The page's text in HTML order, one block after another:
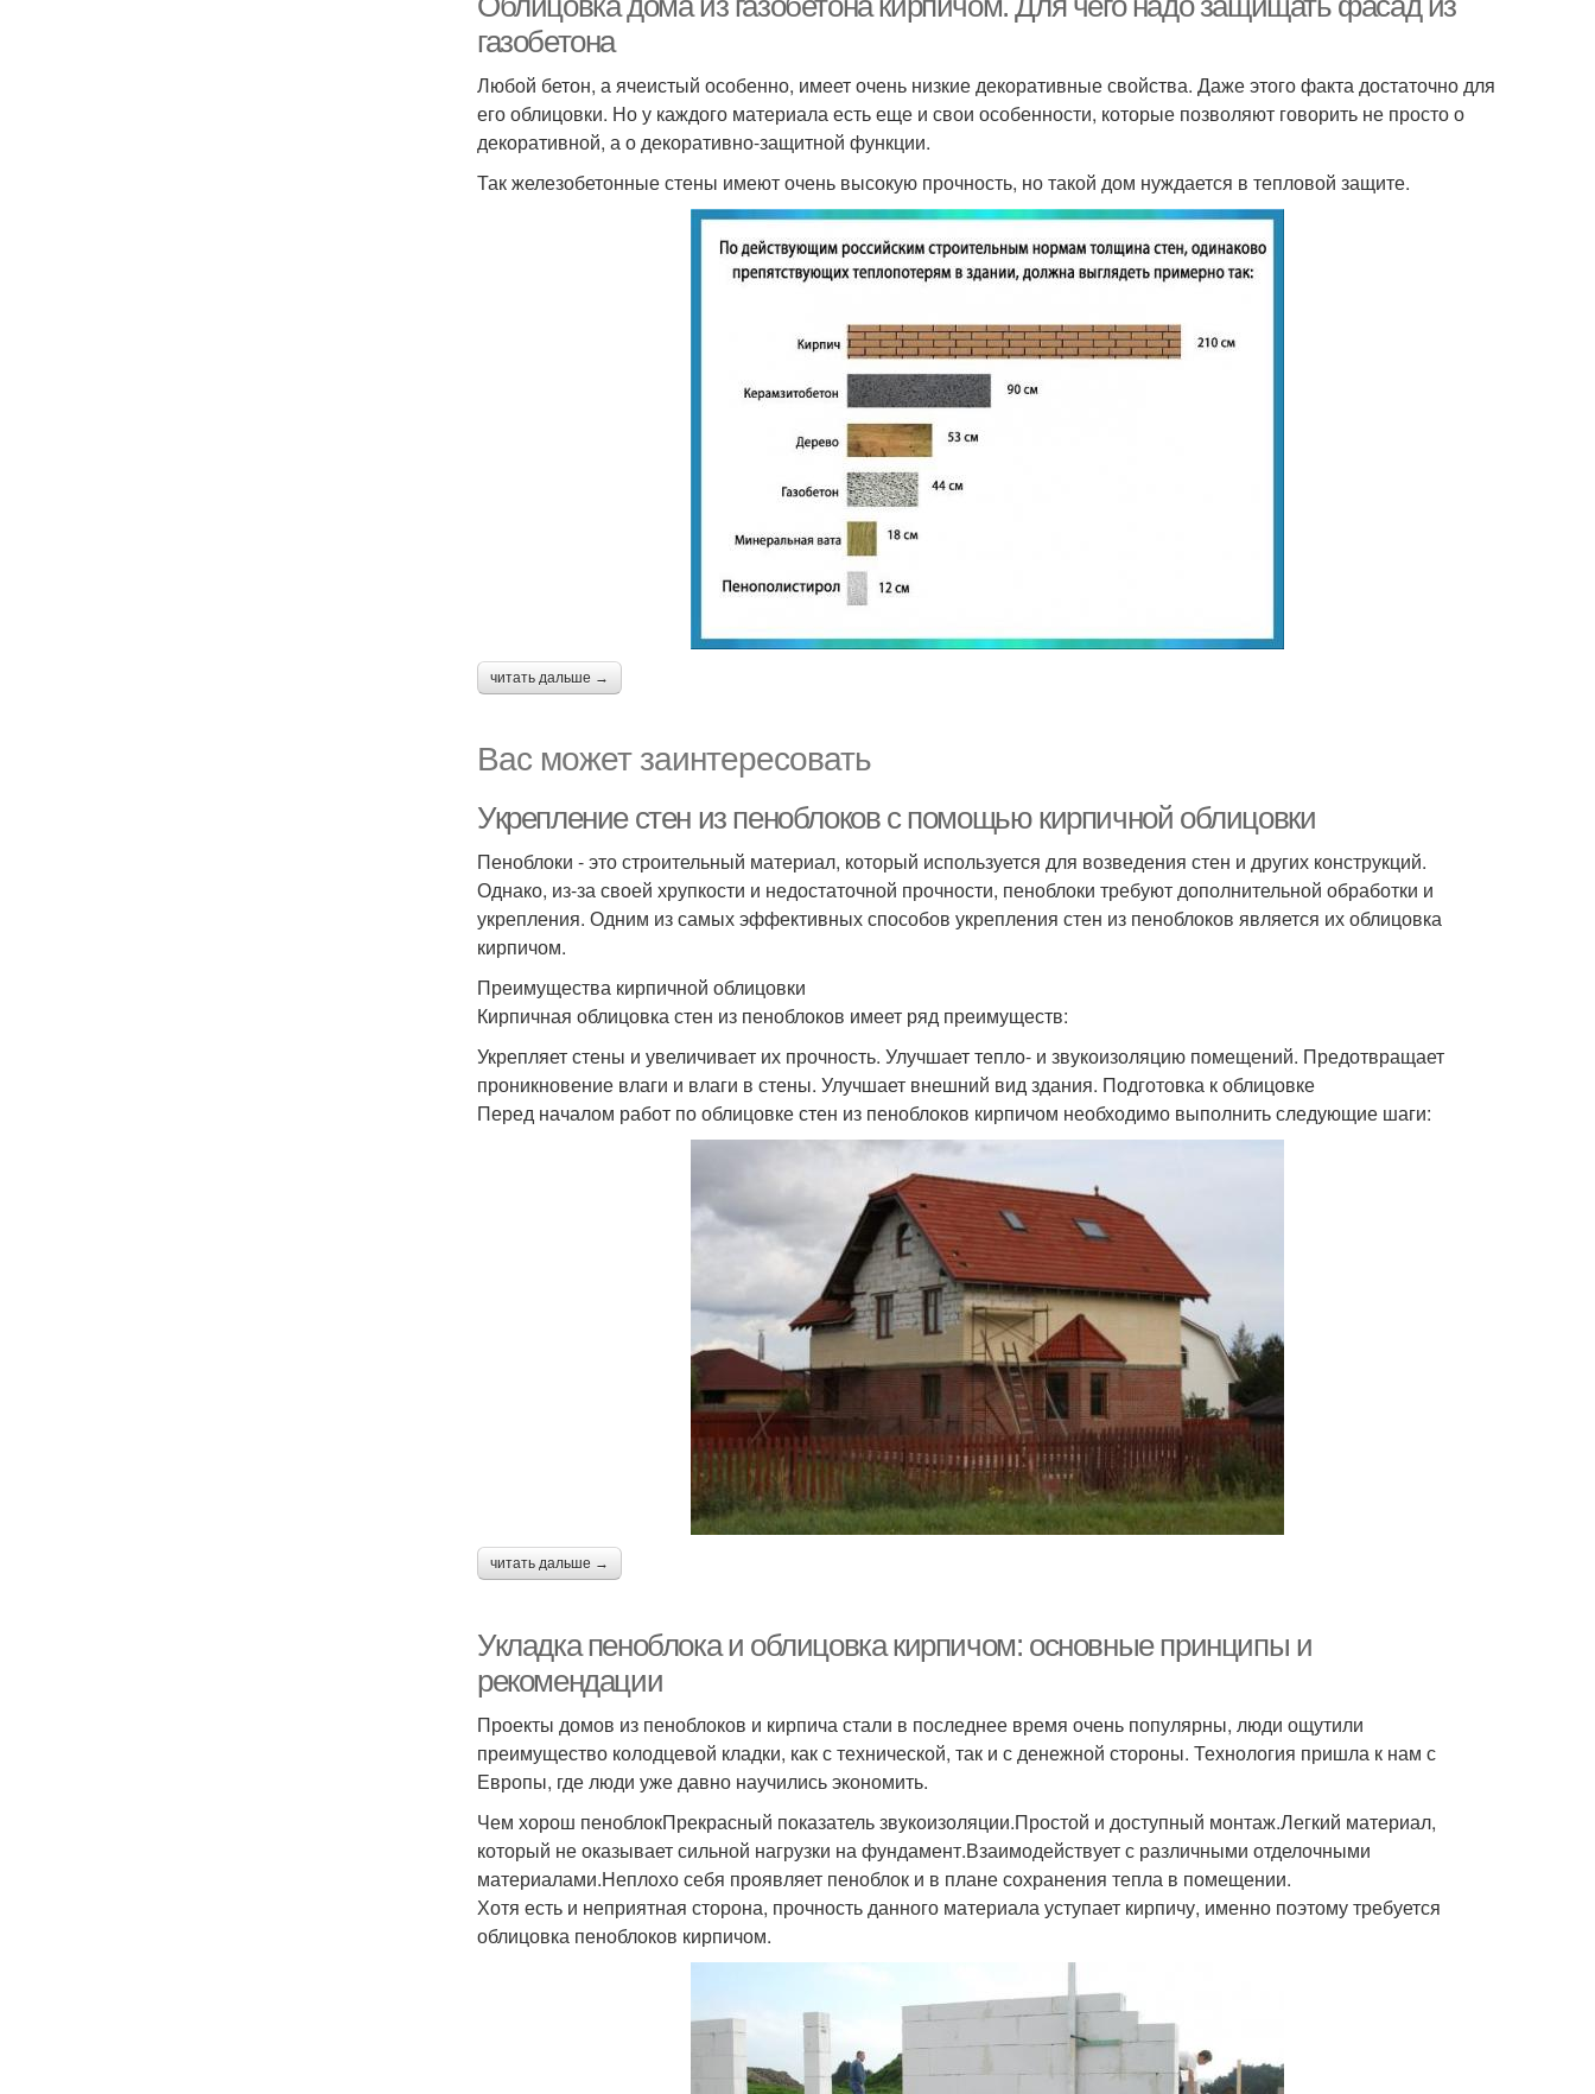
газобетона
Любой бетон, а ячеистый особенно, имеет очень низкие декоративные свойства. Даже этого факта достаточно для
его облицовки. Но у каждого материала есть еще и свои особенности, которые позволяют говорить не просто о
декоративной, а о декоративно-защитной функции.
Так железобетонные стены имеют очень высокую прочность, но такой дом нуждается в тепловой защите.
читать дальше →
Вас может заинтересовать
Укрепление стен из пеноблоков с помощью кирпичной облицовки
Пеноблоки - это строительный материал, который используется для возведения стен и других конструкций.
Однако, из-за своей хрупкости и недостаточной прочности, пеноблоки требуют дополнительной обработки и
укрепления. Одним из самых эффективных способов укрепления стен из пеноблоков является их облицовка
кирпичом.
Преимущества кирпичной облицовки
Кирпичная облицовка стен из пеноблоков имеет ряд преимуществ:
Укрепляет стены и увеличивает их прочность. Улучшает тепло- и звукоизоляцию помещений. Предотвращает
проникновение влаги и влаги в стены. Улучшает внешний вид здания. Подготовка к облицовке
Перед началом работ по облицовке стен из пеноблоков кирпичом необходимо выполнить следующие шаги:
читать дальше →
Укладка пеноблока и облицовка кирпичом: основные принципы и
рекомендации
Проекты домов из пеноблоков и кирпича стали в последнее время очень популярны, люди ощутили
преимущество колодцевой кладки, как с технической, так и с денежной стороны. Технология пришла к нам с
Европы, где люди уже давно научились экономить.
Чем хорош пеноблокПрекрасный показатель звукоизоляции.Простой и доступный монтаж.Легкий материал,
который не оказывает сильной нагрузки на фундамент.Взаимодействует с различными отделочными
материалами.Неплохо себя проявляет пеноблок и в плане сохранения тепла в помещении.
Хотя есть и неприятная сторона, прочность данного материала уступает кирпичу, именно поэтому требуется
облицовка пеноблоков кирпичом.